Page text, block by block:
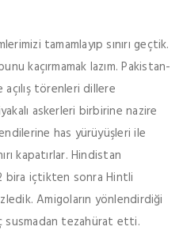
tamamlayıp sınırı geçtik.
kaçırmamak lazım. Pakistan-
açılış törenleri dillere
askerleri birbirine nazire
has yürüyüşleri ile
kapatırlar. Hindistan
bira içtikten sonra Hintli
Amigoların yönlendirdiği
susmadan tezahürat etti.